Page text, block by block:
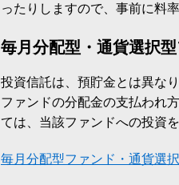
ったりしますので、事前に料
毎月分配型・通貨選択
投資信託は、預貯金とは異な
ファンドの分配金の支払われ
ては、当該ファンドへの投資
毎月分配型ファンド・通貨選